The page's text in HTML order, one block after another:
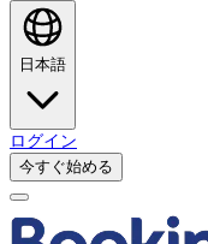
日本語
ログイン
今すぐ始める